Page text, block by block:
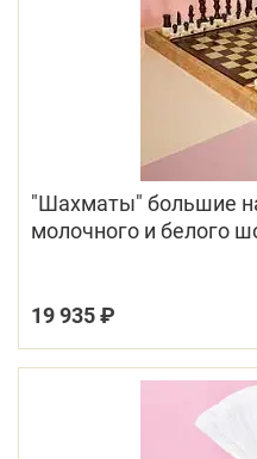
"Шахматы" большие
молочного и белого
19 935 ₽